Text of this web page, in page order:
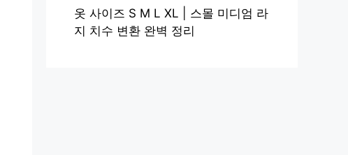
옷 사이즈 S M L XL | 스몰 미디엄 라
지 치수 변환 완벽 정리